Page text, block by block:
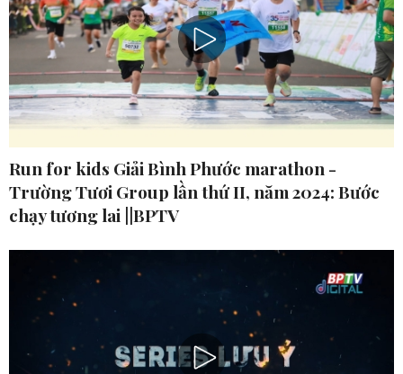
Run for kids Giải Bình Phước marathon -
Trường Tươi Group lần thứ II, năm 2024: Bước
chạy tương lai ||BPTV